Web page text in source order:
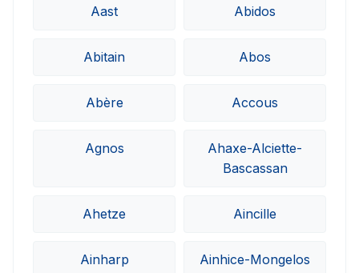
Aast Abidos
Abitain Abos
Abère Accous
Agnos
Ahaxe-Alciette-
Bascassan
Ahetze Aincille
Ainharp Ainhice-Mongelos